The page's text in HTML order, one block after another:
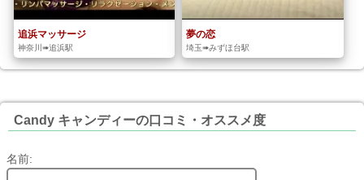
追浜マッサージ
神奈川➠追浜駅
夢の恋
埼玉➠みずほ台駅
Candy キャンディーの口コミ・オススメ度
名前: